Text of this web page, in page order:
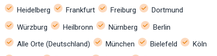
Heidelberg
Frankfurt Freiburg
Dortmund
Würzburg
Heilbronn Nürnberg
Berlin
Alle Orte (Deutschland)
München Bielefeld
Köln